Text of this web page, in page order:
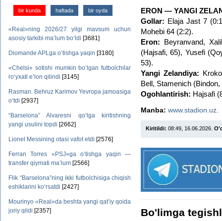
bir kunda haftada bir oyda
«Real»ning 2026/27 yilgi mavsum uchun
asosiy tarkibi ma’lum bo‘ldi [3681]
Diomande APLga o‘tishga yaqin [3180]
«Chelsi» sotishi mumkin bo‘lgan futbolchilar
ro‘yxati e’lon qilindi [3145]
Rasman. Behruz Karimov Yevropa jamoasiga
o‘tdi [2937]
“Barselona” Alvaresni qo‘lga kiritishning
yangi usulini topdi [2662]
Lionel Messining otasi vafot etdi [2576]
Ferran Torres «PSJ»ga o‘tishga yaqin —
transfer qiymati ma’lum [2566]
Flik “Barselona”ning ikki futbolchisiga chiqish
eshiklarini ko‘rsatdi [2427]
Mourinyo «Real»da beshta yangi qat’iy qoida
joriy qildi [2357]
ERON — YANGI
Gollar: Elaja Jast 7
Mohebi 64 (2:2).
Eron: Beyranvand,
(Hajsafi, 65), Yusefi
53).
Yangi Zelandiya:
Bell, Stamenich
Ogohlantirish: Hajsafi
Manba: www.stadion.uz.
Kiritildi: 08:49, 16.06.2026.
Bo'limga